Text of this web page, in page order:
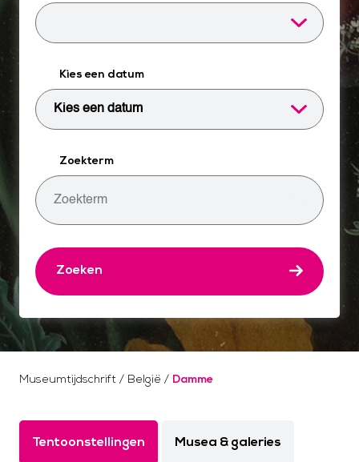
Kies een datum
Zoekterm
Zoeken
Museumtijdschrift / België / Damme
Tentoonstellingen Musea & galeries